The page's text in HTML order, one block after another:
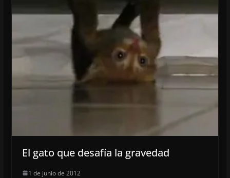
El gato que desafía la gravedad
1 de junio de 2012